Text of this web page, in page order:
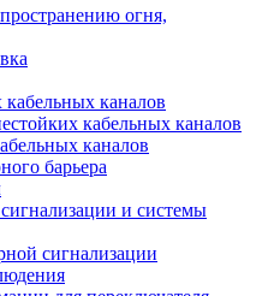
огня,
каналов
кабельных каналов
каналов
барьера
и системы
сигнализации